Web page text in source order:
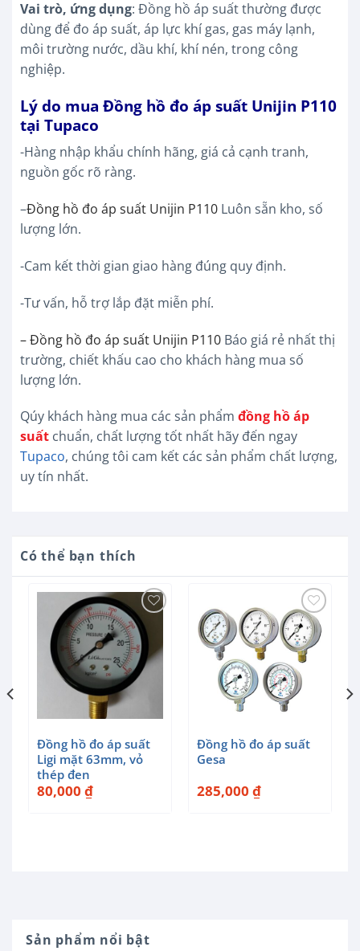
Sản phẩm nổi bật
Vai trò, ứng dụng: Đồng hồ áp suất thường được
dùng để đo áp suất, áp lực khí gas, gas máy lạnh,
môi trường nước, dầu khí, khí nén, trong công
nghiệp.
Lý do mua Đồng hồ đo áp suất Unijin P110
tại Tupaco
-Hàng nhập khẩu chính hãng, giá cả cạnh tranh,
nguồn gốc rõ ràng.
–Đồng hồ đo áp suất Unijin P110 Luôn sẵn kho, số
lượng lớn.
-Cam kết thời gian giao hàng đúng quy định.
-Tư vấn, hỗ trợ lắp đặt miễn phí.
– Đồng hồ đo áp suất Unijin P110 Báo giá rẻ nhất thị
trường, chiết khấu cao cho khách hàng mua số
lượng lớn.
Qúy khách hàng mua các sản phẩm đồng hồ áp
suất chuẩn, chất lượng tốt nhất hãy đến ngay
Tupaco, chúng tôi cam kết các sản phẩm chất lượng,
uy tín nhất.
Có thể bạn thích
Đồng hồ đo áp suất
Ligi mặt 63mm, vỏ
thép đen
80,000 ₫
Đồng hồ đo áp suất
Gesa
285,000 ₫